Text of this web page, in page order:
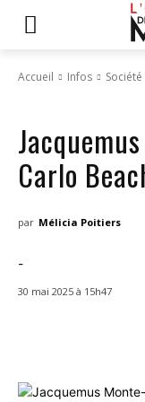
Accueil Infos Société
Carlo
par Mélicia Poitiers
-
30 mai 2025 à 15h47